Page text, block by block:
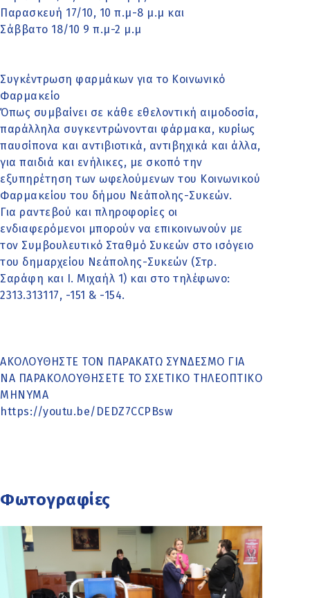
Παρασκευή 17/10, 10 π.μ-8 μ.μ και
Σάββατο 18/10 9 π.μ-2 μ.μ
Συγκέντρωση φαρμάκων για το Κοινωνικό
Φαρμακείο
Όπως συμβαίνει σε κάθε εθελοντική αιμοδοσία,
παράλληλα συγκεντρώνονται φάρμακα, κυρίως
παυσίπονα και αντιβιοτικά, αντιβηχικά και άλλα,
για παιδιά και ενήλικες, με σκοπό την
εξυπηρέτηση των ωφελούμενων του Κοινωνικού
Φαρμακείου του δήμου Νεάπολης-Συκεών.
Για ραντεβού και πληροφορίες οι
ενδιαφερόμενοι μπορούν να επικοινωνούν με
τον Συμβουλευτικό Σταθμό Συκεών στο ισόγειο
του δημαρχείου Νεάπολης-Συκεών (Στρ.
Σαράφη και Ι. Μιχαήλ 1) και στο τηλέφωνο:
2313.313117, -151 & -154.
ΑΚΟΛΟΥΘΗΣΤΕ ΤΟΝ ΠΑΡΑΚΑΤΩ ΣΥΝΔΕΣΜΟ ΓΙΑ
ΝΑ ΠΑΡΑΚΟΛΟΥΘΗΣΕΤΕ ΤΟ ΣΧΕΤΙΚΟ ΤΗΛΕΟΠΤΙΚΟ
ΜΗΝΥΜΑ
https://youtu.be/DEDZ7CCPBsw
Φωτογραφίες